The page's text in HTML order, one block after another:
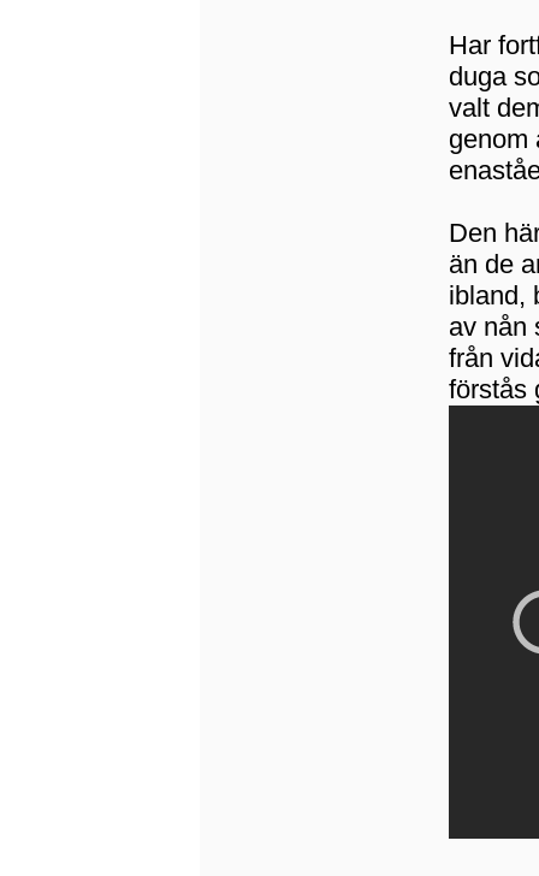
Har
duga
valt
genom
Den
än de
ibland,
av nån
från
förstås